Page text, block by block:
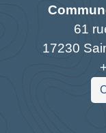
61
17230